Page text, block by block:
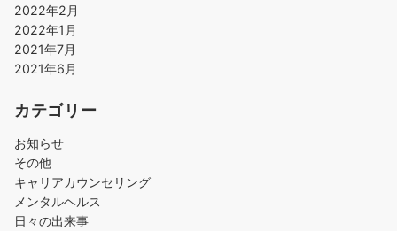
2022年2月
2022年1月
2021年7月
2021年6月
カテゴリー
お知らせ
その他
キャリアカウンセリング
メンタルヘルス
日々の出来事